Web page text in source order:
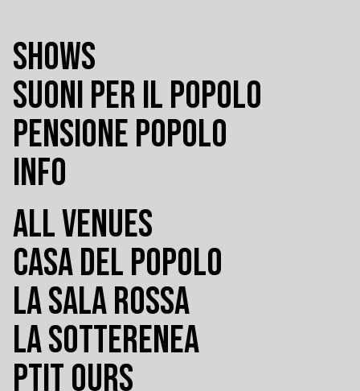
SHOWS
SUONI PER IL POPOLO
PENSIONE POPOLO
INFO
ALL VENUES
CASA DEL POPOLO
LA SALA ROSSA
LA SOTTERENEA
PTIT OURS